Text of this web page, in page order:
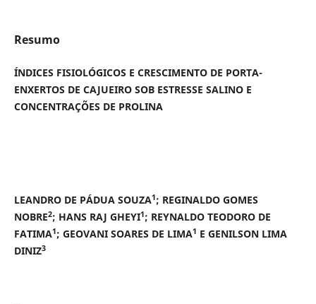
Resumo
ÍNDICES FISIOLÓGICOS E CRESCIMENTO DE PORTA-
ENXERTOS DE CAJUEIRO SOB ESTRESSE SALINO E
CONCENTRAÇÕES DE PROLINA
LEANDRO DE PÁDUA SOUZA1; REGINALDO GOMES
NOBRE2; HANS RAJ GHEYI1; REYNALDO TEODORO DE
FATIMA1; GEOVANI SOARES DE LIMA1 E GENILSON LIMA
DINIZ3